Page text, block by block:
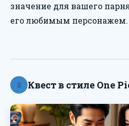
значение для вашего
его любимым персонажем.
8 Квест в стиле One